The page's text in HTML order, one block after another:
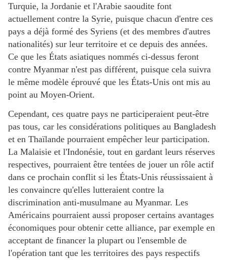
Turquie, la Jordanie et l'Arabie saoudite font
actuellement contre la Syrie, puisque chacun d'entre ces
pays a déjà formé des Syriens (et des membres d'autres
nationalités) sur leur territoire et ce depuis des années.
Ce que les États asiatiques nommés ci-dessus feront
contre Myanmar n'est pas différent, puisque cela suivra
le même modèle éprouvé que les États-Unis ont mis au
point au Moyen-Orient.
Cependant, ces quatre pays ne participeraient peut-être
pas tous, car les considérations politiques au Bangladesh
et en Thaïlande pourraient empêcher leur participation.
La Malaisie et l'Indonésie, tout en gardant leurs réserves
respectives, pourraient être tentées de jouer un rôle actif
dans ce prochain conflit si les États-Unis réussissaient à
les convaincre qu'elles lutteraient contre la
discrimination anti-musulmane au Myanmar. Les
Américains pourraient aussi proposer certains avantages
économiques pour obtenir cette alliance, par exemple en
acceptant de financer la plupart ou l'ensemble de
l'opération tant que les territoires des pays respectifs